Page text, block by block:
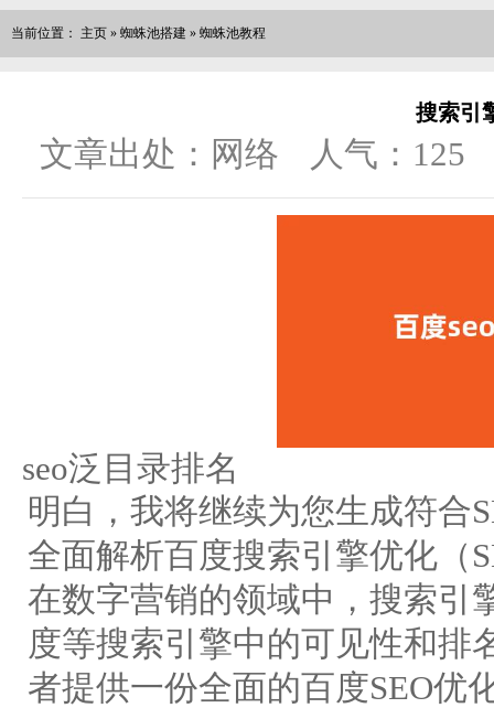
当前位置： 主页 » 蜘蛛池搭建 » 蜘蛛池教程
搜索引
文章出处：网络 人气： 125
seo泛目录排名
明白，我将继续为您生成符合
全面解析百度搜索引擎优化（
在数字营销的领域中，搜索引
度等搜索引擎中的可见性和排
者提供一份全面的百度SEO优